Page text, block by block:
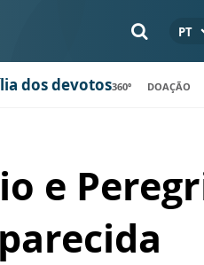
PT
dos devotos360º DOAÇÃO
e